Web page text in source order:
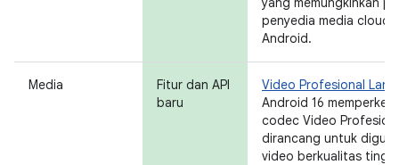
penyedia media cloud
Android.
Media
Fitur dan API
baru
Video Profesional
Android 16
codec Video
dirancang untuk
video berkualitas